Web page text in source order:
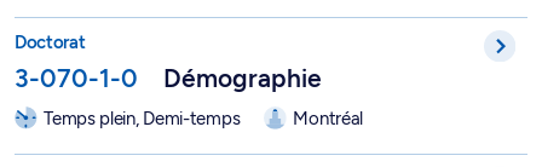
Doctorat
3-070-1-0 Démographie
Temps plein, Demi-temps Montréal